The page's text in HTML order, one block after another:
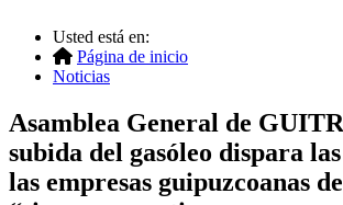
Usted está en:
Página de inicio
Noticias
Asamblea General de
subida del gasóleo dispara
las empresas guipuzcoanas